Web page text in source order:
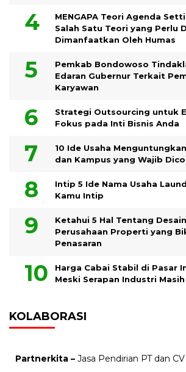
MENGAPA Teori Agenda
Salah Satu Teori yang Perlu
Dimanfaatkan Oleh Humas
Pemkab Bondowoso
Edaran Gubernur Terkait
Karyawan
Strategi Outsourcing untuk
Fokus pada Inti Bisnis Anda
10 Ide Usaha
dan Kampus yang Wajib
Intip 5 Ide Nama Usaha
Kamu Intip
Ketahui 5 Hal Tentang
Perusahaan Properti yang
Penasaran
Harga Cabai Stabil di Pasar
Meski Serapan Industri
KOLABORASI
Partnerkita – Jasa Pendirian PT dan